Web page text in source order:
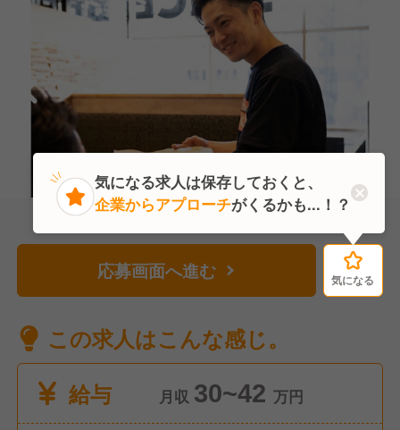
応募画面へ進む 気になる
この求人はこんな感じ。
給与
月収 30~42 万円
気になる
気になる求人は保存しておくと、
企業からアプローチがくるかも...！？